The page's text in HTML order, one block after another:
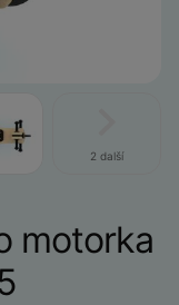
2 další
motorka